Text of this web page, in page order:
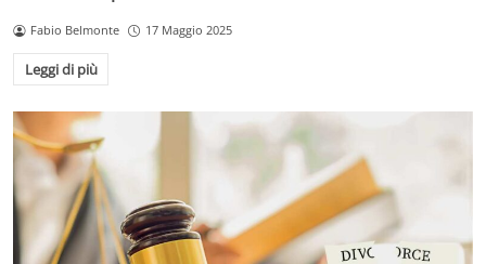
Fabio Belmonte 17 Maggio 2025
Leggi di più